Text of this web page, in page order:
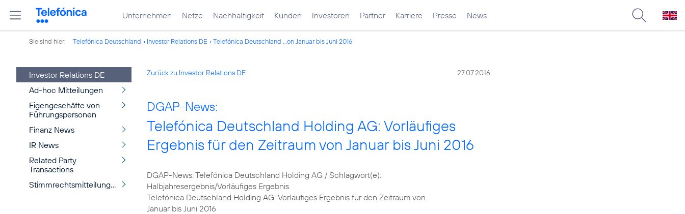
Unternehmen Netze Nachhaltigkeit Kunden Investoren Partner Karriere Presse News
Sie sind hier: Telefónica Deutschland Investor Relations DE Telefónica Deutschland ...on Januar bis Juni 2016
Investor Relations DE
Ad-hoc Mitteilungen
Eigengeschäfte von
Führungspersonen
Finanz News
IR News
Related Party
Transactions
Stimmrechtsmitteilungen
Zurück zu Investor Relations DE 27.07.2016
DGAP-News:
Telefónica Deutschland Holding AG: Vorläufiges
Ergebnis für den Zeitraum von Januar bis Juni 2016
DGAP-News: Telefónica Deutschland Holding AG / Schlagwort(e):
Halbjahresergebnis/Vorläufiges Ergebnis
Telefónica Deutschland Holding AG: Vorläufiges Ergebnis für den Zeitraum von
Januar bis Juni 2016